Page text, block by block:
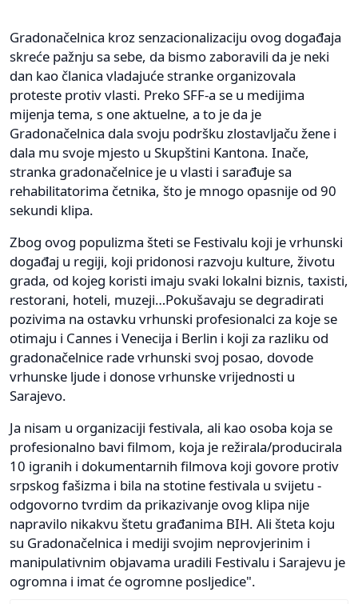
Gradonačelnica kroz senzacionalizaciju ovog događaja
skreće pažnju sa sebe, da bismo zaboravili da je neki
dan kao članica vladajuće stranke organizovala
proteste protiv vlasti. Preko SFF-a se u medijima
mijenja tema, s one aktuelne, a to je da je
Gradonačelnica dala svoju podršku zlostavljaču žene i
dala mu svoje mjesto u Skupštini Kantona. Inače,
stranka gradonačelnice je u vlasti i sarađuje sa
rehabilitatorima četnika, što je mnogo opasnije od 90
sekundi klipa.
Zbog ovog populizma šteti se Festivalu koji je vrhunski
događaj u regiji, koji pridonosi razvoju kulture, životu
grada, od kojeg koristi imaju svaki lokalni biznis, taxisti,
restorani, hoteli, muzeji…Pokušavaju se degradirati
pozivima na ostavku vrhunski profesionalci za koje se
otimaju i Cannes i Venecija i Berlin i koji za razliku od
gradonačelnice rade vrhunski svoj posao, dovode
vrhunske ljude i donose vrhunske vrijednosti u
Sarajevo.
Ja nisam u organizaciji festivala, ali kao osoba koja se
profesionalno bavi filmom, koja je režirala/producirala
10 igranih i dokumentarnih filmova koji govore protiv
srpskog fašizma i bila na stotine festivala u svijetu -
odgovorno tvrdim da prikazivanje ovog klipa nije
napravilo nikakvu štetu građanima BIH. Ali šteta koju
su Gradonačelnica i mediji svojim neprovjerinim i
manipulativnim objavama uradili Festivalu i Sarajevu je
ogromna i imat će ogromne posljedice".